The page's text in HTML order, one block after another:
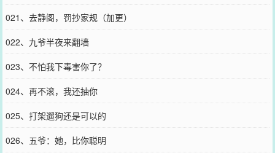
021、去静阁，罚抄家规（加更）
022、九爷半夜来翻墙
023、不怕我下毒害你了？
024、再不滚，我还抽你
025、打架遛狗还是可以的
026、五爷：她，比你聪明